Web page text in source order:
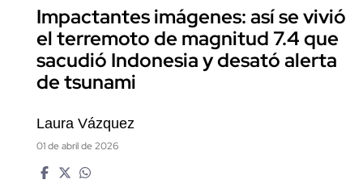
Impactantes imágenes: así se vivió
el terremoto de magnitud 7.4 que
sacudió Indonesia y desató alerta
de tsunami
Laura Vázquez
01 de abril de 2026